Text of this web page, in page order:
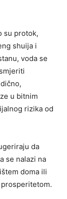
su protok,
shuija i
voda se
u bitnim
rizika od
da
se nalazi na
doma ili